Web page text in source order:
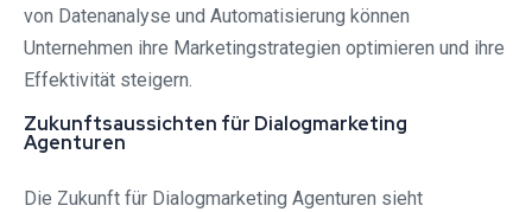
von Datenanalyse und Automatisierung können
Unternehmen ihre Marketingstrategien optimieren und ihre
Effektivität steigern.
Zukunftsaussichten für Dialogmarketing
Agenturen
Die Zukunft für Dialogmarketing Agenturen sieht